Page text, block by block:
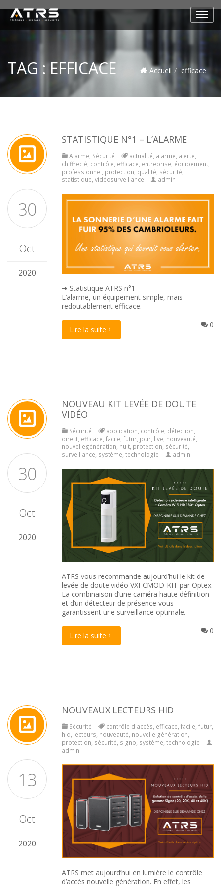
TAG :EFFICACE Accueil efficace
30
Oct
2020
STATISTIQUE N°1 – L’ALARME
Alarme, Sécurité actualité, alarme, alerte,
chiffreclé, contrôle, efficace, entreprise, équipement,
professionnel, protection, qualité, sécurité,
statistique, vidéosurveillance admin
➔ Statistique ATRS n°1
L’alarme, un équipement simple, mais
redoutablement efficace.
0
Lire la suite
30
Oct
2020
NOUVEAU KIT LEVÉE DE DOUTE
VIDÉO
Sécurité application, contrôle, détection,
direct, efficace, facile, futur, jour, live, nouveauté,
nouvellegénération, nuit, protection, sécurité,
surveillance, système, technologie admin
ATRS vous recommande aujourd’hui le kit de
levée de doute vidéo VXI-CMOD-KIT par Optex.
La combinaison d’une caméra haute définition
et d’un détecteur de présence vous
garantissent une surveillance optimale.
0
Lire la suite
13
Oct
2020
NOUVEAUX LECTEURS HID
Sécurité contrôle d'accès, efficace, facile, futur,
hid, lecteurs, nouveauté, nouvelle génération,
protection, sécurité, signo, système, technologie
admin
ATRS met aujourd’hui en lumière le contrôle
d’accès nouvelle génération. En effet, les